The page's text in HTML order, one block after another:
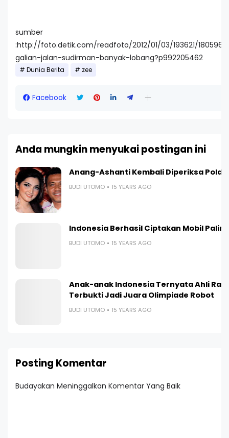
sumber
:http://foto.detik.com/readfoto/2012/01/03/193621/
galian-jalan-sudirman-banyak-lobang?p992205462
Dunia Berita zee
Facebook
Anda mungkin menyukai postingan ini
Anang-Ashanti Kembali Diperiksa
BUDI UTOMO 15 YEARS AGO
Indonesia Berhasil Ciptakan Mobil
BUDI UTOMO 15 YEARS AGO
Anak-anak Indonesia Ternyata Ahli
Terbukti Jadi Juara Olimpiade Robot
BUDI UTOMO 15 YEARS AGO
Posting Komentar
Budayakan Meninggalkan Komentar Yang Baik